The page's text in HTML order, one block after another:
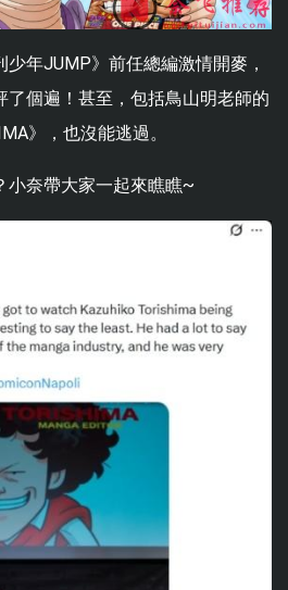
年JUMP》前任總編激情開麥，
了個遍！甚至，包括鳥山明老師的
》，也沒能逃過。
小奈帶大家一起來瞧瞧~